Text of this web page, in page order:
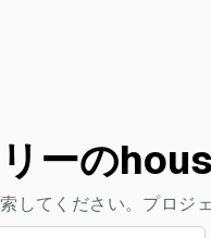
ーの
してください。プロジ